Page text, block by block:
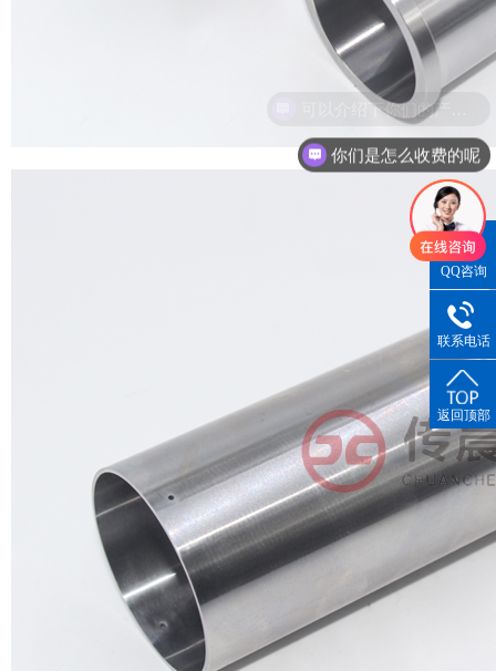
QQ咨询
联系电话
返回顶部
你们是怎么收费的呢
现在有优惠活动吗